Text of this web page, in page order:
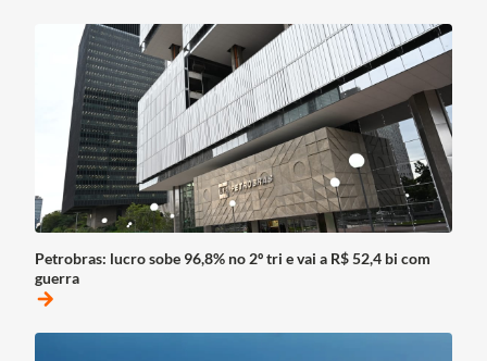
Petrobras: lucro sobe 96,8% no 2º tri e vai a R$ 52,4 bi com
guerra
arrow_forward